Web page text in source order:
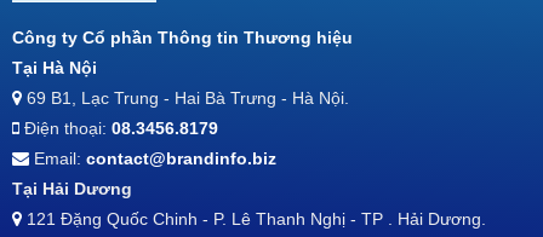
Công ty Cổ phần Thông tin Thương hiệu
Tại Hà Nội
69 B1, Lạc Trung - Hai Bà Trưng - Hà Nội.
Điện thoại: 08.3456.8179
Email: contact@brandinfo.biz
Tại Hải Dương
121 Đặng Quốc Chinh - P. Lê Thanh Nghị - TP . Hải Dương.